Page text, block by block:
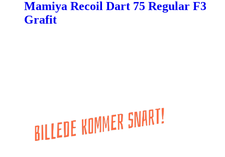
Mamiya Recoil Dart 75 Regular F3
Grafit